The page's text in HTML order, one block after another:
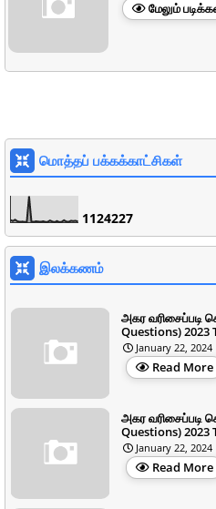
மேலும்
மொத்தப் பக்கக்காட்சிகள்
1124227
இலக்கணம்
அகர வரிசைப்படி
Questions) 2023
January 22, 2024
Read More
அகர வரிசைப்படி
Questions) 2023
January 22, 2024
Read More